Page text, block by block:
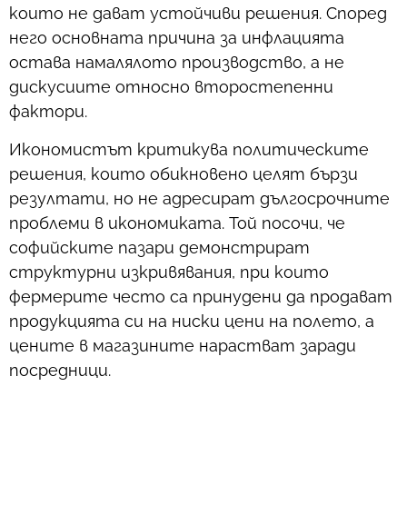
които не дават устойчиви решения. Според
него основната причина за инфлацията
остава намалялото производство, а не
дискусиите относно второстепенни
фактори.
Икономистът критикува политическите
решения, които обикновено целят бързи
резултати, но не адресират дългосрочните
проблеми в икономиката. Той посочи, че
софийските пазари демонстрират
структурни изкривявания, при които
фермерите често са принудени да продават
продукцията си на ниски цени на полето, а
цените в магазините нарастват заради
посредници.